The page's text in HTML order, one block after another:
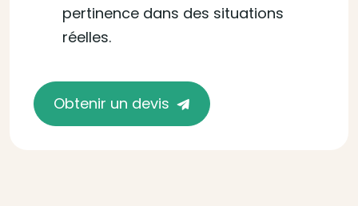
pertinence dans des situations
réelles.
Obtenir un devis